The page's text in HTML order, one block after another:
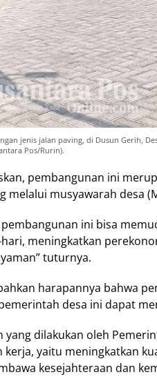
jenis jalan paving, di Dusun Gerih,
Pos/Rurin).
pembangunan ini
melalui musyawarah desa
pembangunan ini bisa
meningkatkan
tuturnya.
harapannya bahwa
desa ini dapat
yang dilakukan oleh
yaitu meningkatkan
kesejahteraan dan